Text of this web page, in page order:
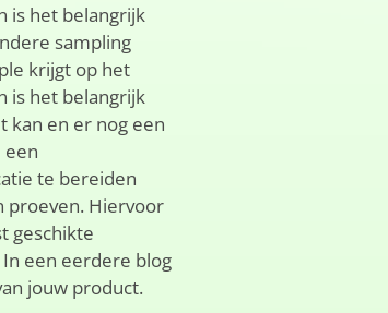
is het belangrijk
sampling
krijgt op het
is het belangrijk
kan en er nog een
een
te bereiden
proeven. Hiervoor
geschikte
een eerdere blog
jouw product.